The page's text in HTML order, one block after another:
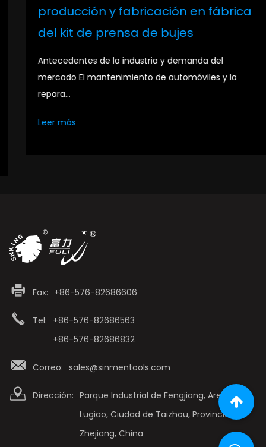
producción y fabricación en fábrica
del kit de prensa de bujes
Antecedentes de la industria y demanda del
mercado El mantenimiento de automóviles y la
repara...
Leer más
Fax: +86-576-82686606
Tel: +86-576-82686563
+86-576-82686832
Correo: sales@sinmentools.com
Dirección: Parque Industrial de Fengjiang, Area de
Lugiao, Ciudad de Taizhou, Provincia de
Zhejiang, China